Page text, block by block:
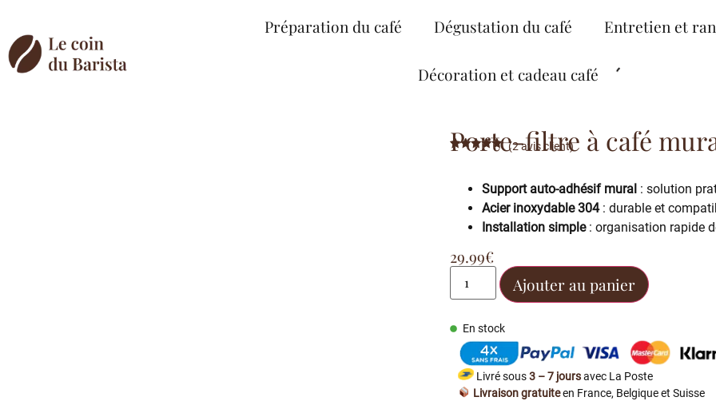
Préparation du café Dégustation du café Entretien et
Décoration et cadeau café
Porte-filtre à café
notations
(2avis client)
Support auto-adhésif mural: solution
Acier inoxydable 304: durable et
Installation simple: organisation rapide
29.99€
Ajouter au panier
En stock
Livré sous3 – 7 joursavec La Poste
Livraison gratuiteen France, Belgique et Suisse